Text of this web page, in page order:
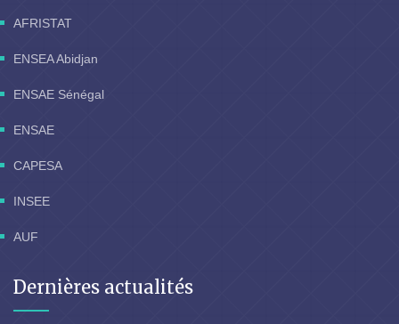
AFRISTAT
ENSEA Abidjan
ENSAE Sénégal
ENSAE
CAPESA
INSEE
AUF
Dernières actualités